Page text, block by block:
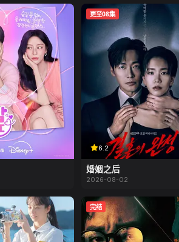
6.2
更至08集
婚姻之后
2026-08-02
完结